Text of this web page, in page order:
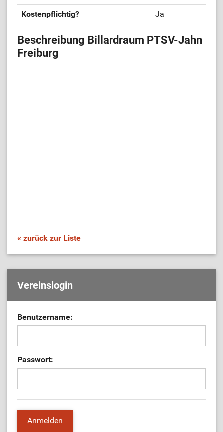
Kostenpflichtig? Ja
Beschreibung Billardraum PTSV-Jahn
Freiburg
« zurück zur Liste
Vereinslogin
Benutzername:
Passwort: